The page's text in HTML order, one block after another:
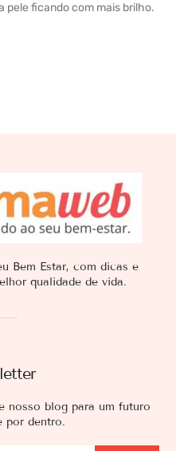
pele ficando com mais brilho.
nosso blog para um futuro
por dentro.
Bem Estar, com dicas e
qualidade de vida.